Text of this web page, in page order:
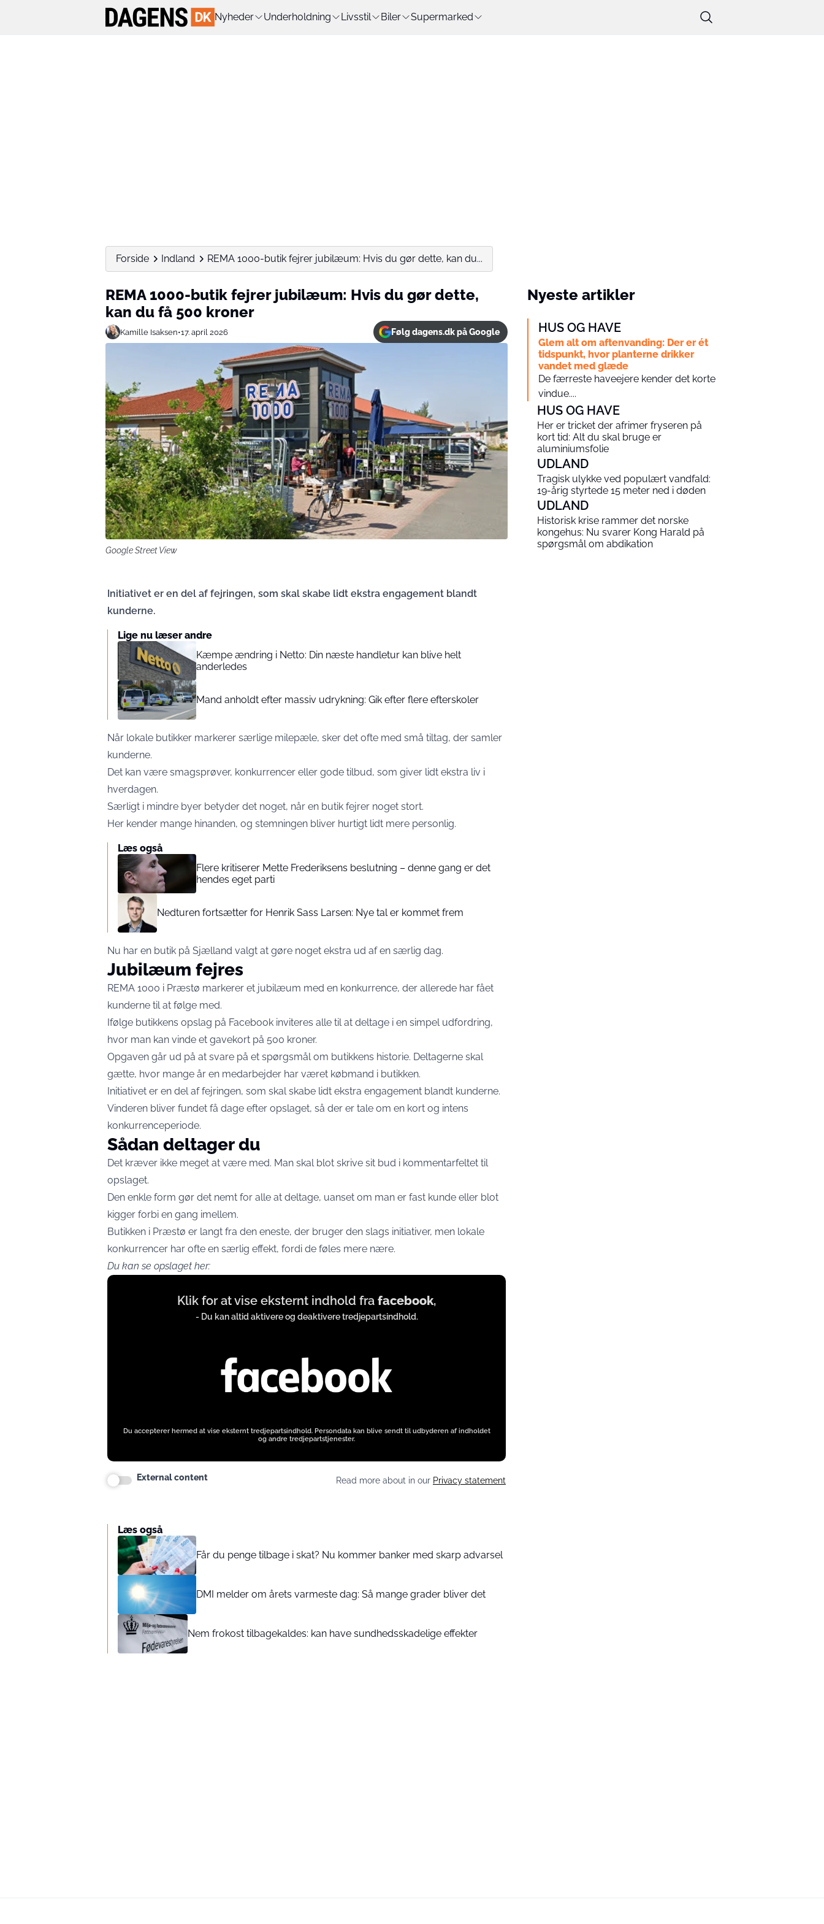
Nyheder Underholdning Livsstil Biler Supermarked
Forside Indland REMA 1000-butik fejrer jubilæum: Hvis du gør dette, kan du...
REMA 1000-butik fejrer jubilæum: Hvis du gør dette,
kan du få 500 kroner
Kamille Isaksen•17. april 2026 Følg dagens.dk på Google
Google Street View
Initiativet er en del af fejringen, som skal skabe lidt ekstra engagement blandt
kunderne.
Lige nu læser andre
Kæmpe ændring i Netto: Din næste handletur kan blive helt
anderledes
Mand anholdt efter massiv udrykning: Gik efter flere efterskoler
Når lokale butikker markerer særlige milepæle, sker det ofte med små tiltag, der samler
kunderne.
Det kan være smagsprøver, konkurrencer eller gode tilbud, som giver lidt ekstra liv i
hverdagen.
Særligt i mindre byer betyder det noget, når en butik fejrer noget stort.
Her kender mange hinanden, og stemningen bliver hurtigt lidt mere personlig.
Læs også
Flere kritiserer Mette Frederiksens beslutning – denne gang er det
hendes eget parti
Nedturen fortsætter for Henrik Sass Larsen: Nye tal er kommet frem
Nu har en butik på Sjælland valgt at gøre noget ekstra ud af en særlig dag.
Jubilæum fejres
REMA 1000 i Præstø markerer et jubilæum med en konkurrence, der allerede har fået
kunderne til at følge med.
Ifølge butikkens opslag på Facebook inviteres alle til at deltage i en simpel udfordring,
hvor man kan vinde et gavekort på 500 kroner.
Opgaven går ud på at svare på et spørgsmål om butikkens historie. Deltagerne skal
gætte, hvor mange år en medarbejder har været købmand i butikken.
Initiativet er en del af fejringen, som skal skabe lidt ekstra engagement blandt kunderne.
Vinderen bliver fundet få dage efter opslaget, så der er tale om en kort og intens
konkurrenceperiode.
Sådan deltager du
Det kræver ikke meget at være med. Man skal blot skrive sit bud i kommentarfeltet til
opslaget.
Den enkle form gør det nemt for alle at deltage, uanset om man er fast kunde eller blot
kigger forbi en gang imellem.
Butikken i Præstø er langt fra den eneste, der bruger den slags initiativer, men lokale
konkurrencer har ofte en særlig effekt, fordi de føles mere nære.
Du kan se opslaget her:
Display
Klik for at vise eksternt indhold fra facebook,
- Du kan altid aktivere og deaktivere tredjepartsindhold.
Du accepterer hermed at vise eksternt tredjepartsindhold. Persondata kan blive sendt til udbyderen af indholdet
og andre tredjepartstjenester.
External content Read more about in our Privacy statement
Læs også
Får du penge tilbage i skat? Nu kommer banker med skarp advarsel
DMI melder om årets varmeste dag: Så mange grader bliver det
Nem frokost tilbagekaldes: kan have sundhedsskadelige effekter
Nyeste artikler
HUS OG HAVE
Glem alt om aftenvanding: Der er ét
tidspunkt, hvor planterne drikker
vandet med glæde
De færreste haveejere kender det korte
vindue....
HUS OG HAVE
Her er tricket der afrimer fryseren på
kort tid: Alt du skal bruge er
aluminiumsfolie
UDLAND
Tragisk ulykke ved populært vandfald:
19-årig styrtede 15 meter ned i døden
UDLAND
Historisk krise rammer det norske
kongehus: Nu svarer Kong Harald på
spørgsmål om abdikation